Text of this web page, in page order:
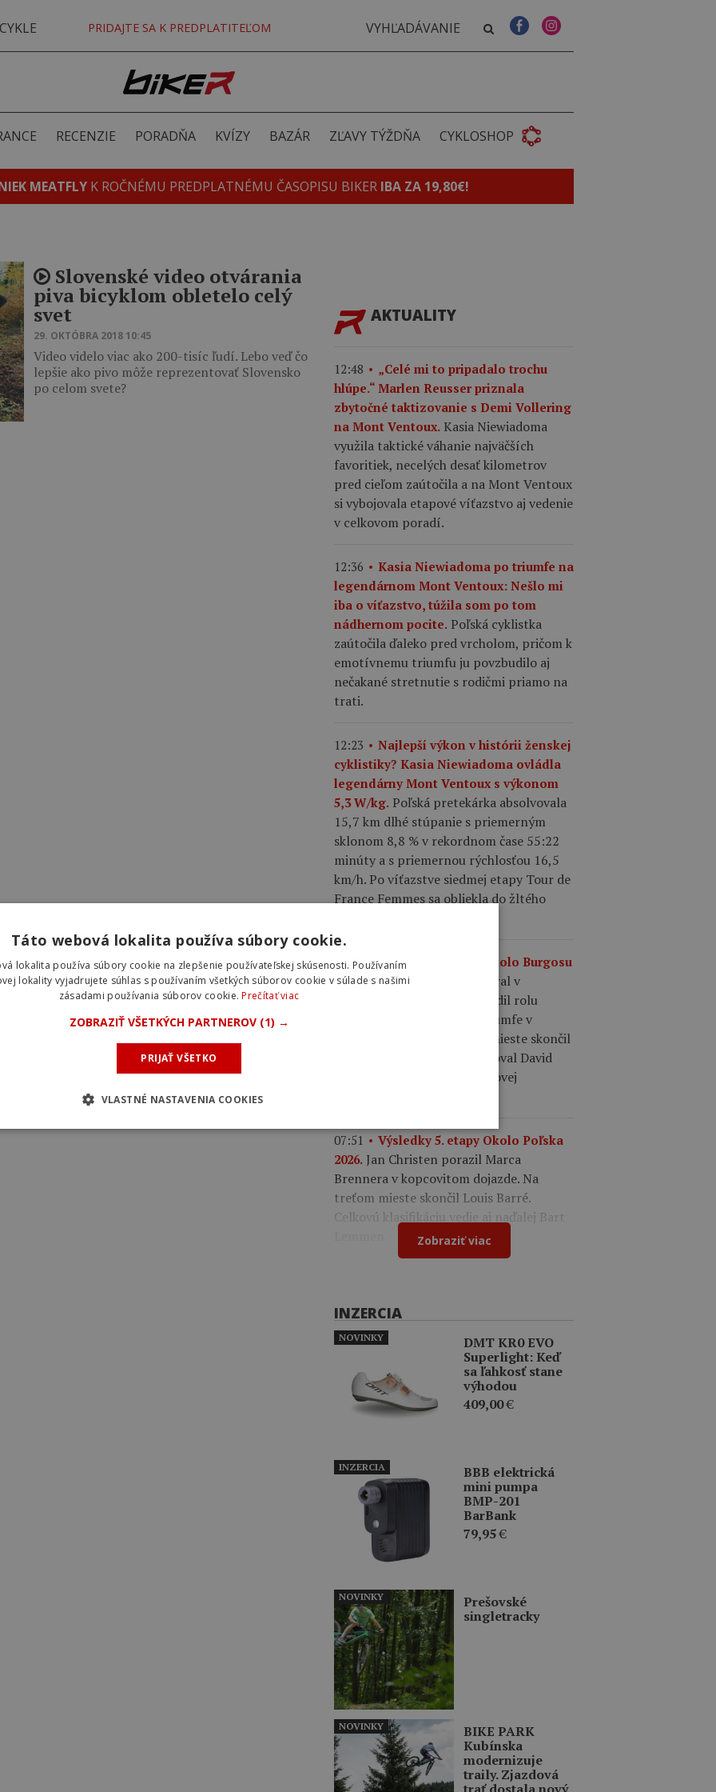
PRIDAJTE SA K PREDPLATITEĽOM
RECENZIE PORADŇA KVÍZY BAZÁR ZĽAVY TÝŽDŇA CYKLOSHOP
MEATFLY K ROČNÉMU PREDPLATNÉMU ČASOPISU BIKER IBA ZA 19,80€!
Slovenské video otvárania
piva bicyklom obletelo celý
svet
29. OKTÓBRA 2018 10:45
Video videlo viac ako 200-tisíc ľudí. Lebo veď čo
lepšie ako pivo môže reprezentovať Slovensko
po celom svete?
AKTUALITY
12:48
„Celé mi to pripadalo trochu
hlúpe.“ Marlen Reusser priznala
zbytočné taktizovanie s Demi Vollering
na Mont Ventoux. Kasia Niewiadoma
využila taktické váhanie najväčších
favoritiek, necelých desať kilometrov
pred cieľom zaútočila a na Mont Ventoux
si vybojovala etapové víťazstvo aj vedenie
v celkovom poradí.
12:36
Kasia Niewiadoma po triumfe na
legendárnom Mont Ventoux: Nešlo mi
iba o víťazstvo, túžila som po tom
nádhernom pocite. Poľská cyklistka
zaútočila ďaleko pred vrcholom, pričom k
emotívnemu triumfu ju povzbudilo aj
nečakané stretnutie s rodičmi priamo na
trati.
12:23
Najlepší výkon v histórii ženskej
cyklistiky? Kasia Niewiadoma ovládla
legendárny Mont Ventoux s výkonom
5,3 W/kg. Poľská pretekárka absolvovala
15,7 km dlhé stúpanie s priemerným
sklonom 8,8 % v rekordnom čase 55:22
minúty a s priemernou rýchlosťou 16,5
km/h. Po víťazstve siedmej etapy Tour de
France Femmes sa obliekla do žltého
08:00
Výsledky 4. etapy Okolo Burgosu
2026. Matthew Brennan vyhral v
hromadnom šprinte a potvrdil rolu
najlepšieho šprintéra po triumfe v
úvodnej etape. Na druhom mieste skončil
Laurence Pithie a tretí finišoval David
González. V drese lídra celkovej
07:51
Výsledky 5. etapy Okolo Poľska
2026. Jan Christen porazil Marca
Brennera v kopcovitom dojazde. Na
treťom mieste skončil Louis Barré.
Celkovú klasifikáciu vedie aj naďalej Bart
Zobraziť viac
INZERCIA
DMT KR0 EVO
Superlight: Keď
sa ľahkosť stane
výhodou
409,00€
NOVINKY
BBB elektrická
mini pumpa
BMP-201
BarBank
79,95€
INZERCIA
Prešovské
singletracky
NOVINKY
BIKE PARK
Kubínska
modernizuje
traily. Zjazdová
NOVINKY
Táto webová lokalita používa súbory cookie.
lokalita používa súbory cookie na zlepšenie používateľskej skúsenosti. Používaním
lokality vyjadrujete súhlas s používaním všetkých súborov cookie v súlade s našimi
zásadami používania súborov cookie.Prečítať viac
ZOBRAZIŤ VŠETKÝCH PARTNEROV (1) →
PRIJAŤ VŠETKO
VLASTNÉ NASTAVENIA COOKIES